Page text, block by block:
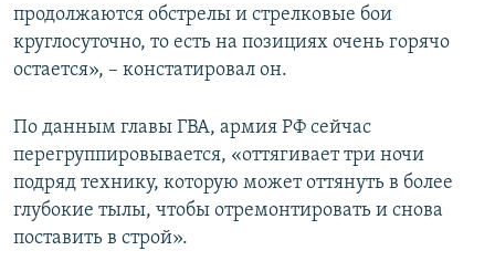
продолжаются обстрелы и стрелковые бои
круглосуточно, то есть на позициях очень горячо
остается», – констатировал он.
По данным главы ГВА, армия РФ сейчас
перегруппировывается, «оттягивает три ночи
подряд технику, которую может оттянуть в более
глубокие тылы, чтобы отремонтировать и снова
поставить в строй».